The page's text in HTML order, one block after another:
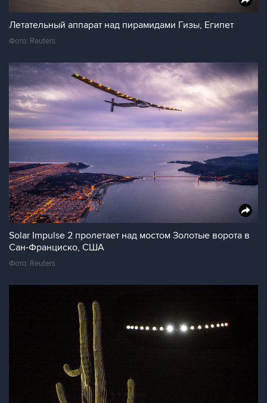
Летательный аппарат над пирамидами Гизы, Египет
Фото: Reuters
Solar Impulse 2 пролетает над мостом Золотые ворота в
Сан-Франциско, США
Фото: Reuters